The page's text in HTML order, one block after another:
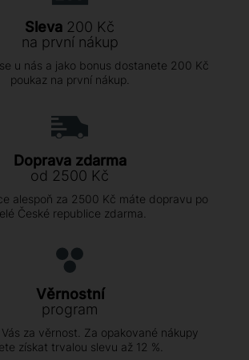
Sleva 200 Kč
na první nákup
u nás a jako bonus dostanete 200 Kč
poukaz na první nákup.
Doprava zdarma
od 2500 Kč
alespoň za 2500 Kč máte dopravu po
České republice zdarma.
Věrnostní
program
za věrnost. Za opakované nákupy
získat trvalou slevu až 12 %.